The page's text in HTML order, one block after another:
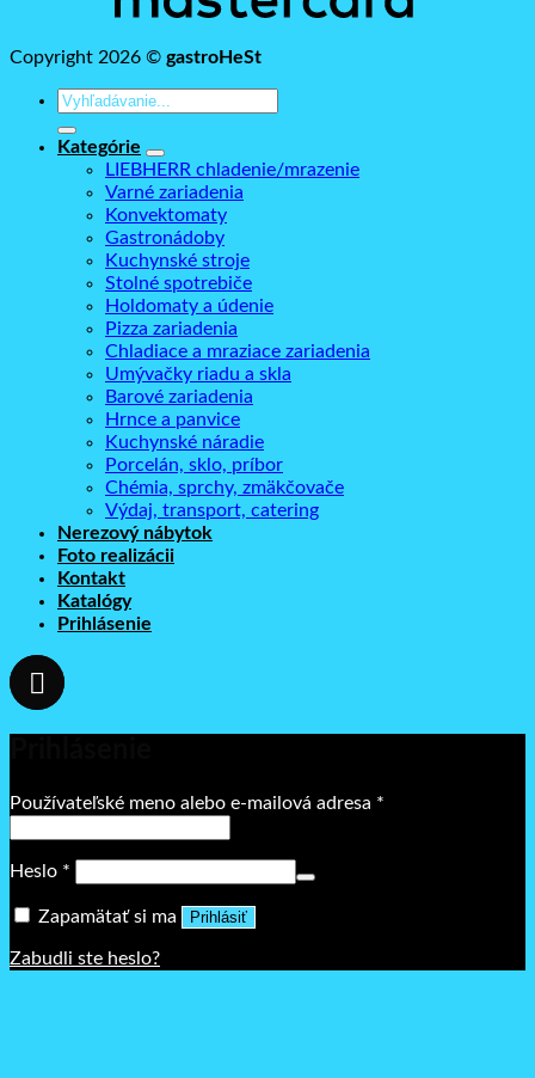
Copyright 2026 © gastroHeSt
Hľadať:
Kategórie
LIEBHERR chladenie/mrazenie
Varné zariadenia
Konvektomaty
Gastronádoby
Kuchynské stroje
Stolné spotrebiče
Holdomaty a údenie
Pizza zariadenia
Chladiace a mraziace zariadenia
Umývačky riadu a skla
Barové zariadenia
Hrnce a panvice
Kuchynské náradie
Porcelán, sklo, príbor
Chémia, sprchy, zmäkčovače
Výdaj, transport, catering
Nerezový nábytok
Foto realizácii
Kontakt
Katalógy
Prihlásenie
Používateľské meno alebo e-mailová adresa *
Heslo *
Zapamätať si ma Prihlásiť
Zabudli ste heslo?